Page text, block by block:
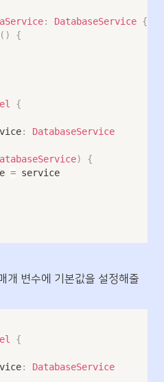
: DatabaseService {
( )
{
{
: DatabaseService
)
{
= service
변수에 기본값을 설정해줄
{
: DatabaseService